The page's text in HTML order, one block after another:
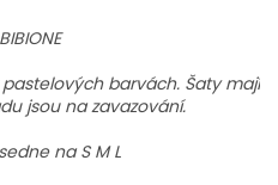
barvách. Šaty mají
jsou na zavazování.
na S M L